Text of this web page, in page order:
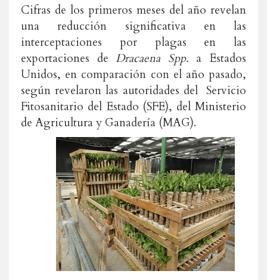
Cifras de los primeros meses del año revelan
una reducción significativa en las
interceptaciones por plagas en las
exportaciones deDracaena Spp. a Estados
Unidos, en comparación con el año pasado,
según revelaron las autoridades del Servicio
Fitosanitario del Estado (SFE), del Ministerio
de Agricultura y Ganadería (MAG).